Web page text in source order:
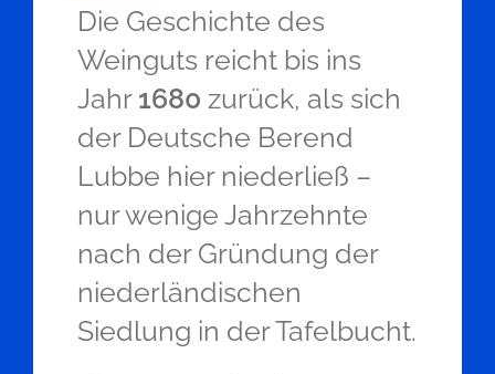
Die Geschichte des
Weinguts reicht bis ins
Jahr 1680 zurück, als sich
der Deutsche Berend
Lubbe hier niederließ –
nur wenige Jahrzehnte
nach der Gründung der
niederländischen
Siedlung in der Tafelbucht.